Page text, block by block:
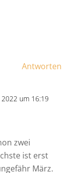
Antworten
um 16:19
zwei
ist erst
März.